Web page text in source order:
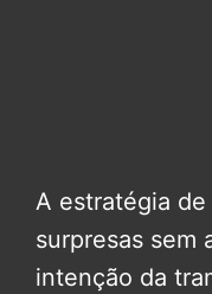
A estratégia
surpresas sem
intenção da